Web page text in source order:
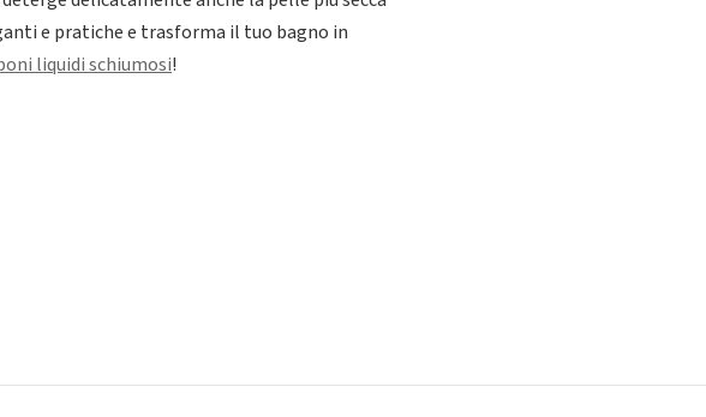
e pratiche e trasforma il tuo bagno in
liquidi schiumosi!